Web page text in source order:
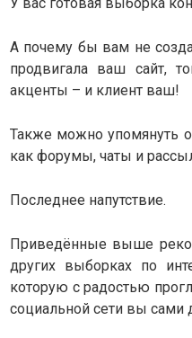
А почему бы вам не
продвигала ваш сайт,
акценты – и клиент ваш!
Также можно упомянуть
как форумы, чаты и
Последнее напутствие.
Приведённые выше
других выборках по
которую с радостью
социальной сети вы сами